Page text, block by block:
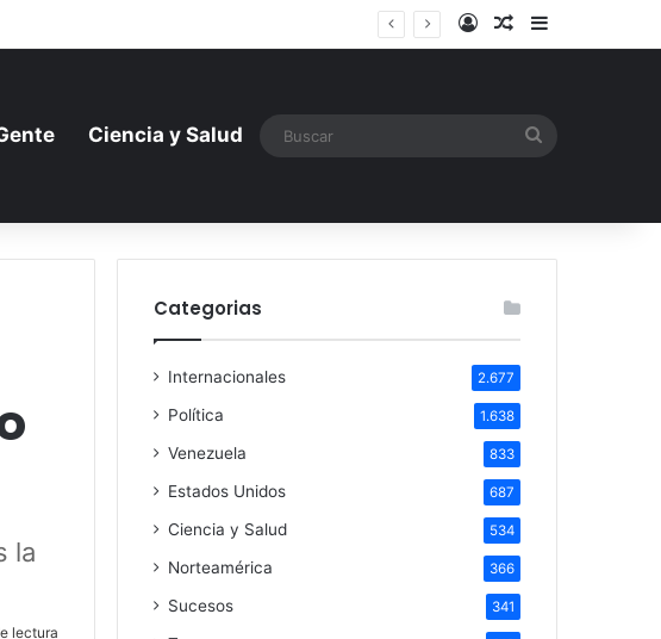
armamentística ante la amenaza rusa Iniciar sesión
ArtículoBarra lateral
Ciencia y Salud
la
lectura
Categorias
Internacionales 2.677
Política 1.638
Venezuela 833
Estados Unidos 687
Ciencia y Salud 534
Norteamérica 366
Sucesos 341